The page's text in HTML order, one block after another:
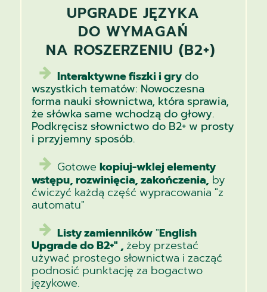
UPGRADE JĘZYKA
DO WYMAGAŃ
NA ROSZERZENIU (B2+)
Interaktywne fiszki i grydo
wszystkich tematów: Nowoczesna
forma nauki słownictwa, która sprawia,
że słówka same wchodzą do głowy.
Podkręcisz słownictwo do B2+ w prosty
i przyjemny sposób.
Gotowe kopiuj-wklej elementy
wstępu, rozwinięcia, zakończenia, by
ćwiczyć każdą część wypracowania "z
automatu"
Listy zamienników"English
Upgrade do B2+" , żeby przestać
używać prostego słownictwa i zacząć
podnosić punktację za bogactwo
językowe.